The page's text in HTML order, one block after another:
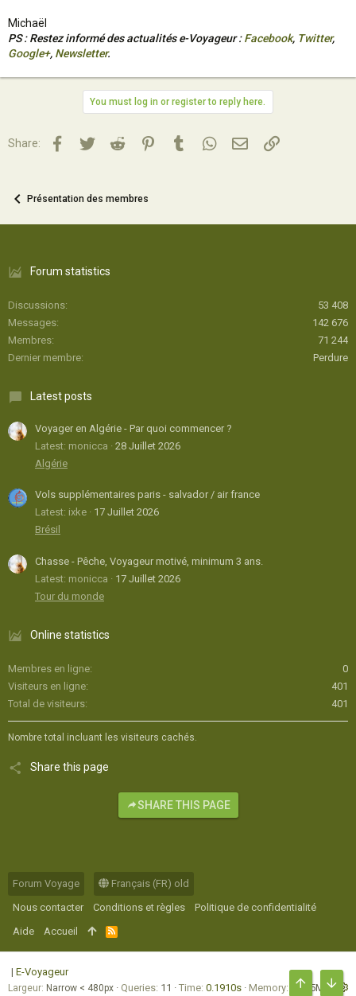
Michaël
PS : Restez informé des actualités e-Voyageur :Facebook, Twitter,
Google+, Newsletter.
You must log in or register to reply here.
Share: Facebook
TwitterReddit PinterestTumblrWhatsApp
Email Lien
Présentation des membres
Forum statistics
Discussions
53 408
Messages
142 676
Membres
71 244
Dernier membre
Perdure
Latest posts
Voyager en Algérie - Par quoi commencer ?
Latest: monicca
28 Juillet 2026
Algérie
Vols supplémentaires paris - salvador / air france
Latest: ixke
17 Juillet 2026
Brésil
Chasse - Pêche, Voyageur motivé, minimum 3 ans.
Latest: monicca
17 Juillet 2026
Tour du monde
Online statistics
Membres en ligne
0
Visiteurs en ligne
401
Total de visiteurs
401
Nombre total incluant les visiteurs cachés.
Share this page
SHARE THIS PAGE
Forum Voyage
Français (FR) old
Nous contacter
Conditions et règles
Politique de confidentialité
Aide
Accueil
R
S
S
| E-Voyageur
Largeur Queries 11 Time 0.1910s Memory 16.75MB
HAUT BAS